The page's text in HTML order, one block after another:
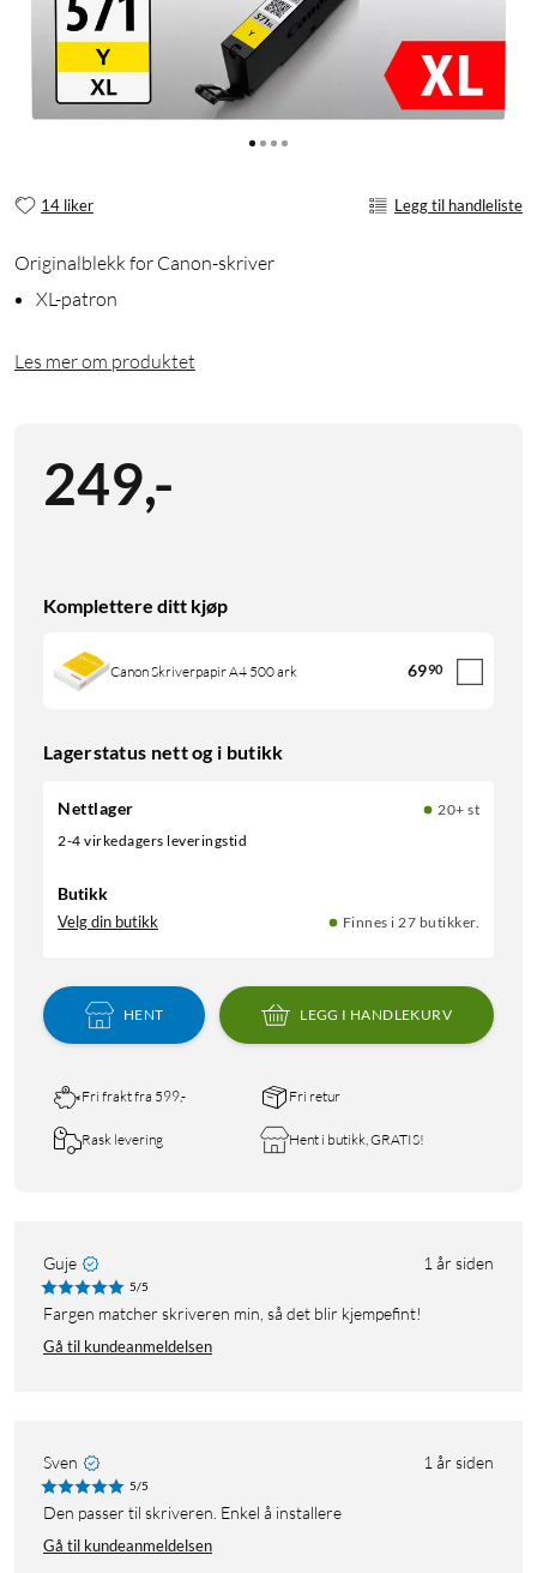
14 liker Legg til handleliste
Originalblekk for Canon-skriver
XL-patron
Les mer om produktet
249,-
Komplettere ditt kjøp
Canon Skriverpapir A4 500 ark 6990
Lagerstatus nett og i butikk
Nettlager
20+ st
2-4 virkedagers leveringstid
Butikk
Velg din butikk Finnes i 27 butikker.
HENT LEGG I HANDLEKURV
Fri frakt fra 599,- Fri retur
Rask levering Hent i butikk, GRATIS!
Guje 1 år siden
5/5
Fargen matcher skriveren min, så det blir kjempefint!
Gå til kundeanmeldelsen
Sven 1 år siden
5/5
Den passer til skriveren. Enkel å installere
Gå til kundeanmeldelsen